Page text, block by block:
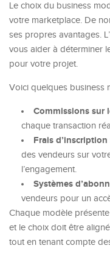
Le choix du business
votre marketplace. De
ses propres avantages.
vous aider à déterminer
pour votre projet.
Voici quelques business
Commissions sur
chaque transaction
Frais d’inscription
des vendeurs sur
l’engagement.
Systèmes
vendeurs pour un
Chaque modèle
et le choix doit être
tout en tenant compte